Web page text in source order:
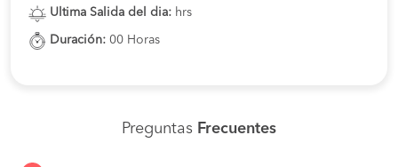
Ultima Salida del dia: hrs
Duración: 00 Horas
Preguntas Frecuentes